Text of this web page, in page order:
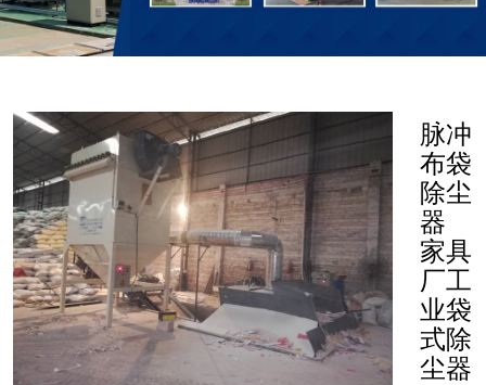
脉冲
布袋
除尘
器
家具
厂工
业袋
式除
尘器